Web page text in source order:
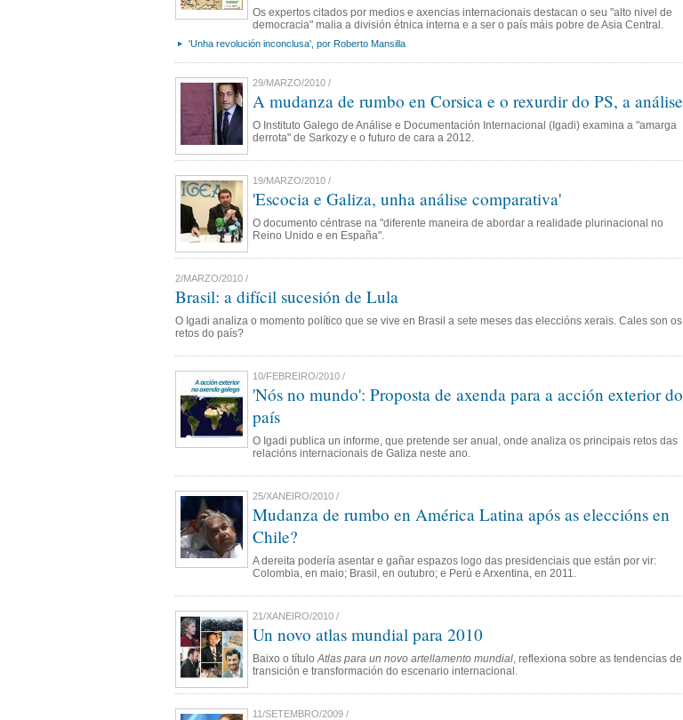
Os expertos citados por medios e axencias internacionais destacan o seu "alto nivel de
democracia" malia a división étnica interna e a ser o país máis pobre de Asia Central.
'Unha revolución inconclusa', por Roberto Mansilla
29/MARZO/2010 /
A mudanza de rumbo en Corsica e o rexurdir do PS, a análise
O Instituto Galego de Análise e Documentación Internacional (Igadi) examina a "amarga
derrota" de Sarkozy e o futuro de cara a 2012.
19/MARZO/2010 /
'Escocia e Galiza, unha análise comparativa'
O documento céntrase na "diferente maneira de abordar a realidade plurinacional no
Reino Unido e en España".
2/MARZO/2010 /
Brasil: a difícil sucesión de Lula
O Igadi analiza o momento político que se vive en Brasil a sete meses das eleccións xerais. Cales son os
retos do país?
10/FEBREIRO/2010 /
'Nós no mundo': Proposta de axenda para a acción exterior do
país
O Igadi publica un informe, que pretende ser anual, onde analiza os principais retos das
relacións internacionais de Galiza neste ano.
25/XANEIRO/2010 /
Mudanza de rumbo en América Latina após as eleccións en
Chile?
A dereita podería asentar e gañar espazos logo das presidenciais que están por vir:
Colombia, en maio; Brasil, en outubro; e Perú e Arxentina, en 2011.
21/XANEIRO/2010 /
Un novo atlas mundial para 2010
Baixo o títuloAtlas para un novo artellamento mundial, reflexiona sobre as tendencias de
transición e transformación do escenario internacional.
11/SETEMBRO/2009 /